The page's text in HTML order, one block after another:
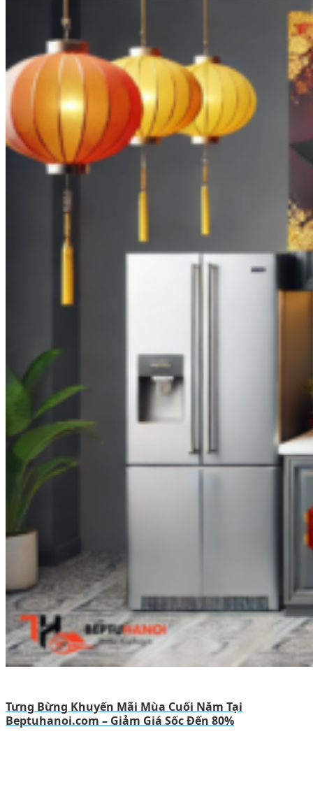
Tưng Bừng Khuyến Mãi Mùa Cuối Năm Tại
Beptuhanoi.com – Giảm Giá Sốc Đến 80%